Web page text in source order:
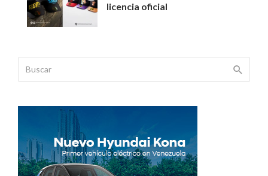
licencia oficial